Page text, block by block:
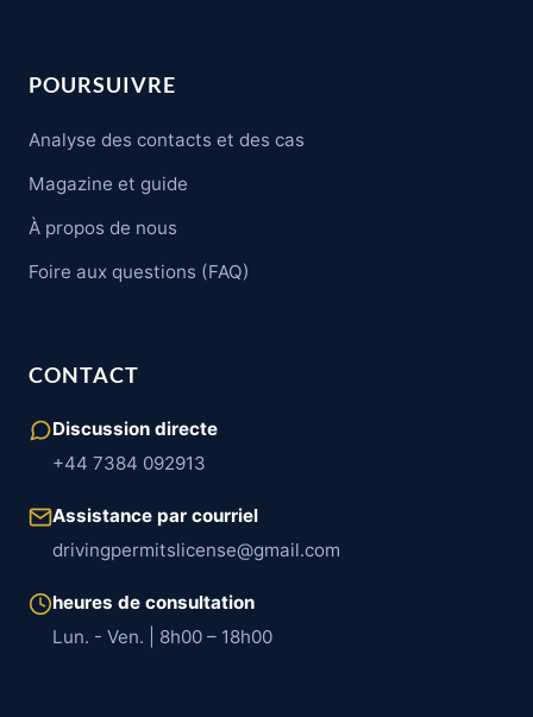
POURSUIVRE
Analyse des contacts et des cas
Magazine et guide
À propos de nous
Foire aux questions (FAQ)
CONTACT
Discussion directe
+44 7384 092913
Assistance par courriel
drivingpermitslicense@gmail.com
heures de consultation
Lun. - Ven. | 8h00 – 18h00